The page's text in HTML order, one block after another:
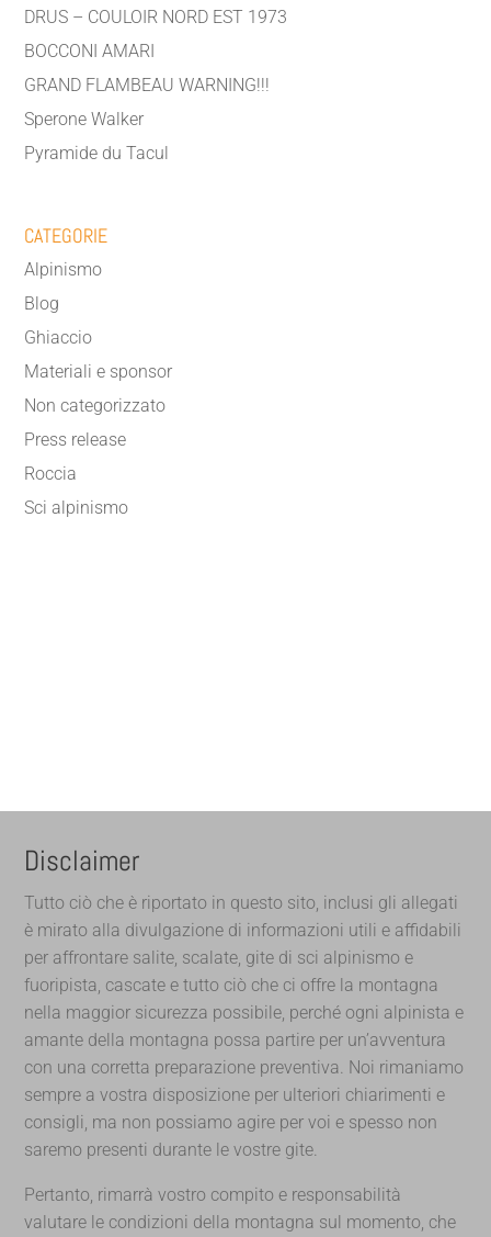
DRUS – COULOIR NORD EST 1973
BOCCONI AMARI
GRAND FLAMBEAU WARNING!!!
Sperone Walker
Pyramide du Tacul
CATEGORIE
Alpinismo
Blog
Ghiaccio
Materiali e sponsor
Non categorizzato
Press release
Roccia
Sci alpinismo
Disclaimer
Tutto ciò che è riportato in questo sito, inclusi gli allegati
è mirato alla divulgazione di informazioni utili e affidabili
per affrontare salite, scalate, gite di sci alpinismo e
fuoripista, cascate e tutto ciò che ci offre la montagna
nella maggior sicurezza possibile, perché ogni alpinista e
amante della montagna possa partire per un’avventura
con una corretta preparazione preventiva. Noi rimaniamo
sempre a vostra disposizione per ulteriori chiarimenti e
consigli, ma non possiamo agire per voi e spesso non
saremo presenti durante le vostre gite.
Pertanto, rimarrà vostro compito e responsabilità
valutare le condizioni della montagna sul momento, che